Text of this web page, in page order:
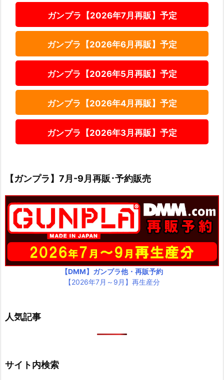
ガンプラ【2026年7月再販】予定
ガンプラ【2026年6月再販】予定
ガンプラ【2026年5月再販】予定
ガンプラ【2026年4月再販】予定
ガンプラ【2026年3月再販】予定
【ガンプラ】7月-9月再販･予約販売
【DMM】ガンプラ他・再販予約
【2026年7月～9月】再生産分
人気記事
サイト内検索